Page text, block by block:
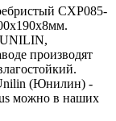
CXP085-
UNILIN,
производят
(Юнилин) -
можно в наших